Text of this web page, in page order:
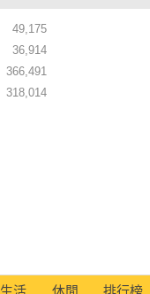
49,175
36,914
366,491
318,014
生活 休閒 排行榜